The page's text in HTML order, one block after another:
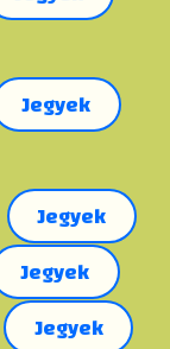
Jegyek
Jegyek
Jegyek
Jegyek